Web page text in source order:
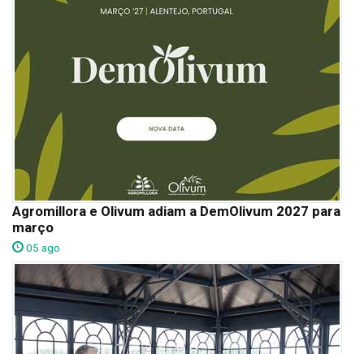
Agromillora e Olivum adiam a DemOlivum 2027 para
março
05 ago